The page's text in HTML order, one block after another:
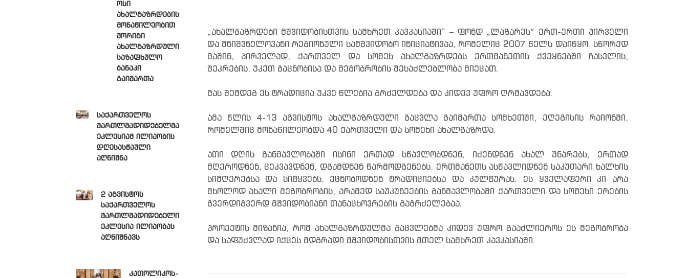
„ახალგაზრდები მშვიდობისთვის სამხრეთ კავკასიაში” – ფონდ „ლაზარეს“ ერთ-ერთი პირველი
და მნიშვნელოვანი რეგიონული სამშვიდობო ინიციატივაა, რომელიც 2007 წელს დაიწყო. სწორედ
მაშინ, პირველად, ქართველ და სომეხ ახალგაზრდებს ერთმანეთის ქვეყნებში ჩასვლის,
შეკრების, უკეთ გაცნობისა და მეგობრობის შესაძლებლობა მიეცათ.
მას შემდეგ ეს ტრადიცია უკვე წლებია გრძელდება და კიდევ უფრო ღრმავდება.
ამა წლის 4-13 აგვისტოს ახალგაზრდული გაცვლა გაიმართა სომხეთში, ეღეგისის რაიონში,
რომელშიც მონაწილეობდა 40 ქართველი და სომეხი ახალგაზრდა.
ათი დღის განმავლობაში ისინი ერთად სწავლობდნენ, იძენდნენ ახალ უნარებს, ერთად
მღეროდნენ, ცეკვავდნენ, დგამდნენ წარმოდგენებს, ერთმანეთს ასწავლიდნენ საკუთარი ხალხის
სიმღერებსა და სიტყვებს, ეცნობოდნენ ტრადიციებსა და კულტურას. ეს ყველაფერი კი არა
მხოლოდ ახალი მეგობრობის, არამედ საუკუნეების განმავლობაში ქართველი და სომეხი ერების
გვერდიგვერდ მშვიდობიანი თანაცხოვრების გაგრძელებაა.
პროექტის მიზანია, რომ ახალგაზრდულმა გაცვლებმა კიდევ უფრო გააძლიეროს ეს მეგობრობა
და საფუძვლად იქცეს მდგრადი მშვიდობისთვის მთელ სამხრეთ კავკასიაში.
ოსი
ახალგაზრდების
მონაწილეობით
მორიგი
ახალგაზრდული
საზაფხულო
ბანაკი
გაიმართა
საქართველოს
მართლმადიდებელმა
ეკლესიამ ილიაობის
დღესასწაული
აღნიშნა
2 აგვისტოს
საქართველოს
მართლმადიდებელი
ეკლესია ილიაობას
აღნიშნავს
კათოლიკოს-